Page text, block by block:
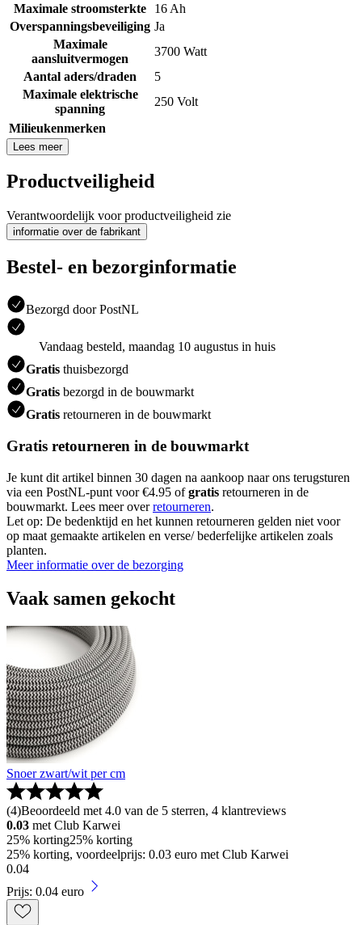
Maximale stroomsterkte
16 Ah
Overspanningsbeveiliging Ja
Maximale
aansluitvermogen
3700 Watt
Aantal aders/draden
5
Maximale elektrische
spanning
250 Volt
Milieukenmerken
Lees meer
Productveiligheid
Verantwoordelijk voor productveiligheid zie
informatie over de fabrikant
Bestel- en bezorginformatie
Bezorgd door PostNL
Vandaag besteld, maandag 10 augustus in huis
Gratis thuisbezorgd
Gratis bezorgd in de bouwmarkt
Gratis retourneren in de bouwmarkt
Gratis retourneren in de bouwmarkt
Je kunt dit artikel binnen 30 dagen na aankoop naar ons terugsturen
via een PostNL-punt voor €4.95 ofgratis retourneren in de
bouwmarkt. Lees meer overretourneren.
Let op: De bedenktijd en het kunnen retourneren gelden niet voor
op maat gemaakte artikelen en verse/ bederfelijke artikelen zoals
planten.
Meer informatie over de bezorging
Vaak samen gekocht
Snoer zwart/wit per cm
(4)Beoordeeld met 4.0 van de 5 sterren, 4 klantreviews
0.03 met Club Karwei
25% korting25% korting
25% korting, voordeelprijs: 0.03 euro met Club Karwei
0.04
Prijs: 0.04 euro